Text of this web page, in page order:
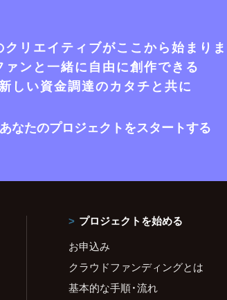
クリエイティブがここから始まり
ァンと一緒に自由に創作できる
しい資金調達のカタチと共に
あなたのプロジェクトをスタートする
プロジェクトを始める
お申込み
クラウドファンディングとは
基本的な手順・流れ